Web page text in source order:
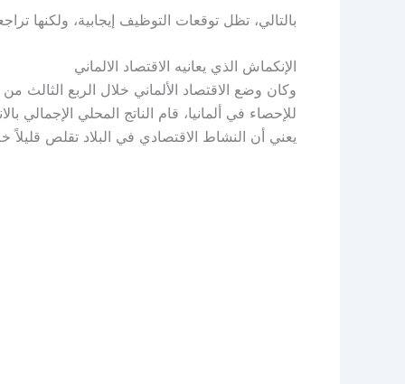
بالتالي، تظل توقعات التوظيف إيجابية، ولكنها
الإنكماش الذي يعانيه الاقتصاد الالماني
وكان وضع الاقتصاد الألماني خلال الربع الثالث
يعني أن النشاط الاقتصادي في البلاد تقلص قليلاً